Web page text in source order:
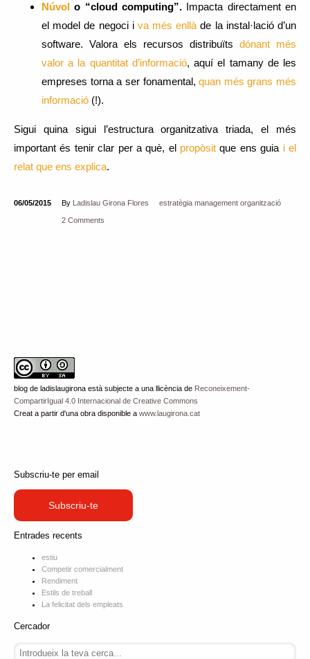
Núvol o “cloud computing”. Impacta directament en
el model de negoci i va més enllà de la instal·lació d’un
software. Valora els recursos distribuïts dónant més
valor a la quantitat d’informació, aquí el tamany de les
empreses torna a ser fonamental,quan més grans més
informació (!).
Sigui quina sigui l’estructura organitzativa triada, el més
important és tenir clar per a què, el propòsit que ens guia i el
relat que ens explica.
06/05/2015 By Ladislau Girona Flores estratègia management organització
2 Comments
blog de ladislaugirona està subjecte a una llicència de Reconeixement-
CompartirIgual 4.0 Internacional de Creative Commons
Creat a partir d'una obra disponible a www.laugirona.cat
Subscriu-te per email
Subscriu-te
Entrades recents
estiu
Competir comercialment
Rendiment
Estils de treball
La felicitat dels empleats
Cercador